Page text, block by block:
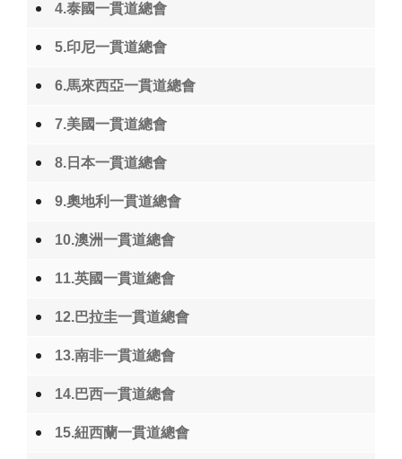
4.泰國一貫道總會
5.印尼一貫道總會
6.馬來西亞一貫道總會
7.美國一貫道總會
8.日本一貫道總會
9.奧地利一貫道總會
10.澳洲一貫道總會
11.英國一貫道總會
12.巴拉圭一貫道總會
13.南非一貫道總會
14.巴西一貫道總會
15.紐西蘭一貫道總會